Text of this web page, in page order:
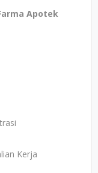
Apotek
Kerja